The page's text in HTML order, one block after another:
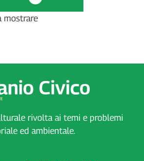
mostrare
rivolta ai temi e problemi
ed ambientale.